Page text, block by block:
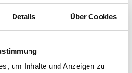
Details Über Cookies
um Inhalte und Anzeigen zu